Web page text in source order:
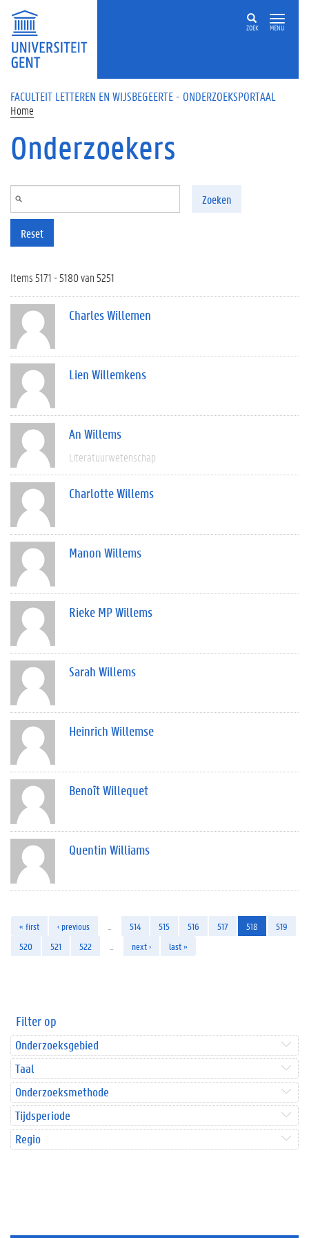
Overslaan en naar de inhoud gaan
ZOEK MENU
FACULTEIT LETTEREN EN WIJSBEGEERTE - ONDERZOEKSPORTAAL
Home
Onderzoekers
Zoeken
Reset
Items 5171 - 5180 van 5251
Charles Willemen
Lien Willemkens
An Willems
Literatuurwetenschap
Charlotte Willems
Manon Willems
Rieke MP Willems
Sarah Willems
Heinrich Willemse
Benoît Willequet
Quentin Williams
« first ‹ previous 514 515 516 517 518
519
520
521 522 next › last »
Filter op
Onderzoeksgebied
Taal
Onderzoeksmethode
Tijdsperiode
Regio